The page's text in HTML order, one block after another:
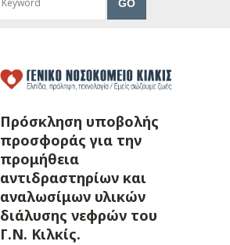
Πρόσκληση υποβολής
προσφοράς για την
προμήθεια
αντιδραστηρίων και
αναλωσίμων υλικών
διάλυσης νεφρών του
Γ.Ν. Κιλκίς.